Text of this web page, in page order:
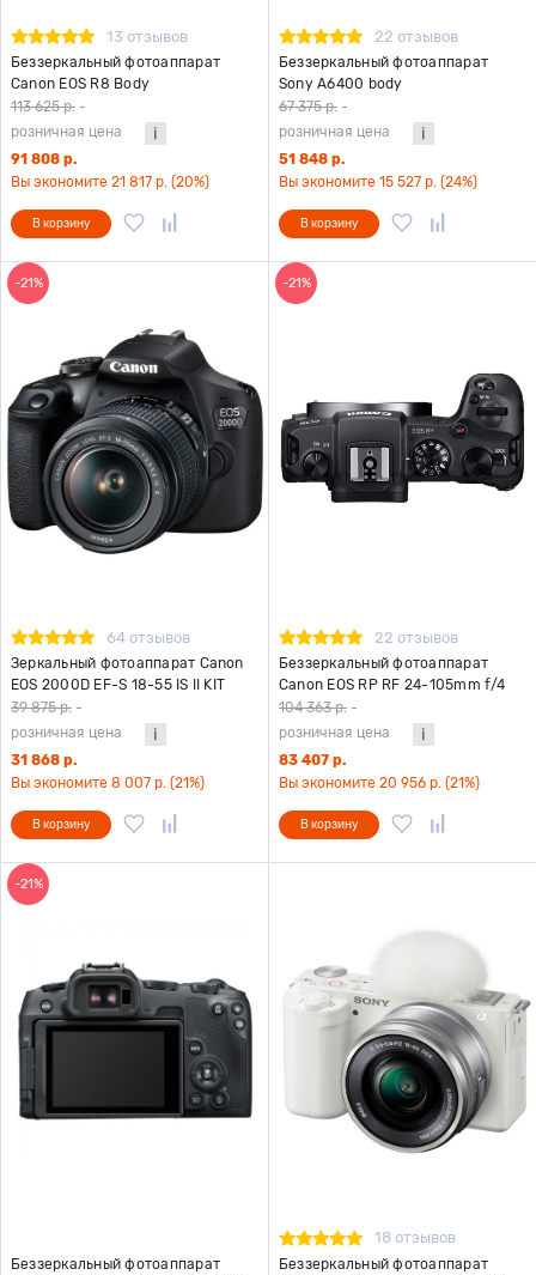
13 отзывов
Беззеркальный фотоаппарат
Canon EOS R8 Body
113 625 р. -
розничная цена
91 808 р.
Вы экономите 21 817 р. (20%)
В корзину
22 отзывов
Беззеркальный фотоаппарат
Sony A6400 body
67 375 р. -
розничная цена
51 848 р.
Вы экономите 15 527 р. (24%)
В корзину
-21%
64 отзывов
Зеркальный фотоаппарат Canon
EOS 2000D EF-S 18-55 IS II KIT
39 875 р. -
розничная цена
31 868 р.
Вы экономите 8 007 р. (21%)
В корзину
-21%
22 отзывов
Беззеркальный фотоаппарат
Canon EOS RP RF 24-105mm f/4
-7.1 IS STM KIT
104 363 р. -
розничная цена
83 407 р.
Вы экономите 20 956 р. (21%)
В корзину
-21%
Беззеркальный фотоаппарат
18 отзывов
Беззеркальный фотоаппарат